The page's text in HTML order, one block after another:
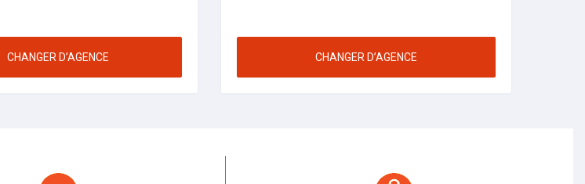
CHANGER D’AGENCE CHANGER D’AGENCE